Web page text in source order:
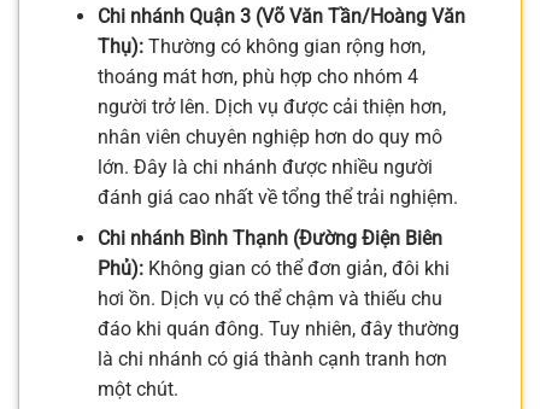
Chi nhánh Quận 3 (Võ Văn Tần/Hoàng Văn
Thụ):Thường có không gian rộng hơn,
thoáng mát hơn, phù hợp cho nhóm 4
người trở lên. Dịch vụ được cải thiện hơn,
nhân viên chuyên nghiệp hơn do quy mô
lớn. Đây là chi nhánh được nhiều người
đánh giá cao nhất về tổng thể trải nghiệm.
Chi nhánh Bình Thạnh (Đường Điện Biên
Phủ):Không gian có thể đơn giản, đôi khi
hơi ồn. Dịch vụ có thể chậm và thiếu chu
đáo khi quán đông. Tuy nhiên, đây thường
là chi nhánh có giá thành cạnh tranh hơn
một chút.